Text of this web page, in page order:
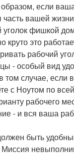
если
вашей
фишкой
круто это
рабочий
- особый вид
случае, если
с Ноутом по
рабочего
- и вся ваша
быть